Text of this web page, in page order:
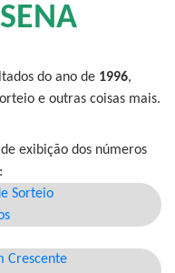
do ano de 1996,
e outras coisas mais.
exibição dos números
Sorteio
Crescente